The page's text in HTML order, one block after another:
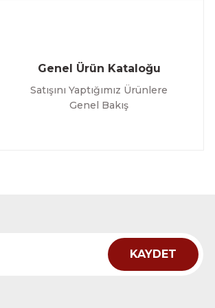
Genel Ürün Kataloğu
Satışını Yaptığımız Ürünlere
Genel Bakış
KAYDET